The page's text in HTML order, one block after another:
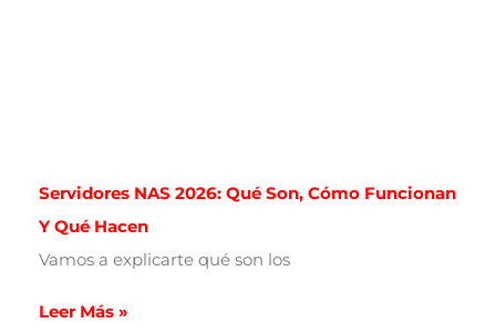
Servidores NAS 2026: Qué Son, Cómo Funcionan
Y Qué Hacen
Vamos a explicarte qué son los
Leer Más »